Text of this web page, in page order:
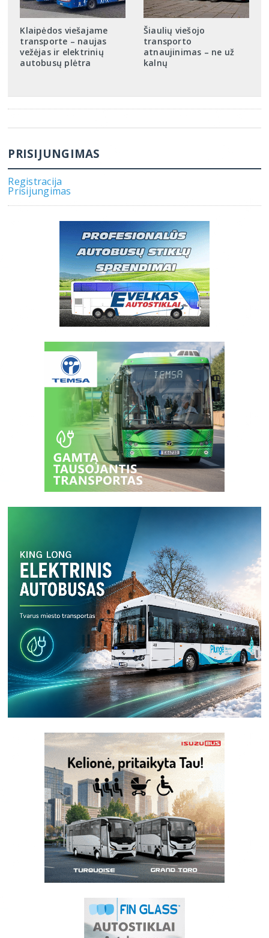
Klaipėdos viešajame
transporte – naujas
vežėjas ir elektrinių
autobusų plėtra
Šiaulių viešojo
transporto
atnaujinimas – ne už
kalnų
PRISIJUNGIMAS
Registracija
Prisijungimas